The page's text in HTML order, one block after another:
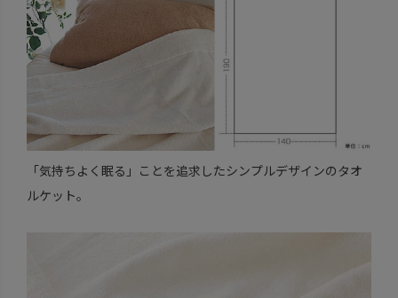
「気持ちよく眠る」ことを追求したシンプルデザインのタオ
ルケット。